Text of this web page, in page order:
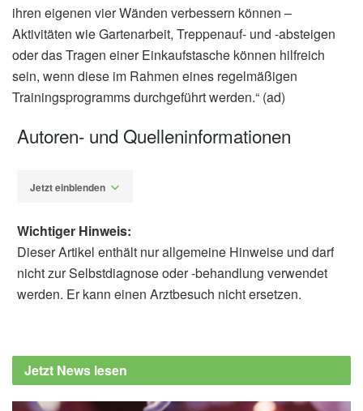
ihren eigenen vier Wänden verbessern können –
Aktivitäten wie Gartenarbeit, Treppenauf- und -absteigen
oder das Tragen einer Einkaufstasche können hilfreich
sein, wenn diese im Rahmen eines regelmäßigen
Trainingsprogramms durchgeführt werden.“ (ad)
Autoren- und Quelleninformationen
Jetzt einblenden
to start exercising, new study shows, (Abruf:
01.09.2019),
Frontiers in Physiology: Comparable Rates of
Wichtiger Hinweis:
Dieser Artikel enthält nur allgemeine Hinweise und darf
nicht zur Selbstdiagnose oder -behandlung verwendet
werden. Er kann einen Arztbesuch nicht ersetzen.
Jetzt News lesen